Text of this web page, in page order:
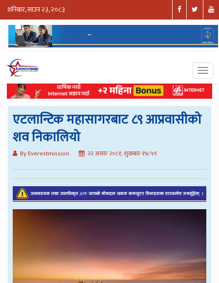
शनिबार, साउन २३, २०८३
एटलान्टिक महासागरबाट ८९ आप्रवासीको
शव निकालियो
By Everestmission २२ असार २०८१, शुक्रबार १४:५९